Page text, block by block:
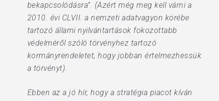
bekapcsolódásra”. (Azért még meg kell várni a
2010. évi CLVII. a nemzeti adatvagyon körébe
tartozó állami nyilvántartások fokozottabb
védelméről szóló törvényhez tartozó
kormányrendeletet, hogy jobban értelmezhessük
a törvényt).
Ebben az a jó hír, hogy a stratégia piacot kíván